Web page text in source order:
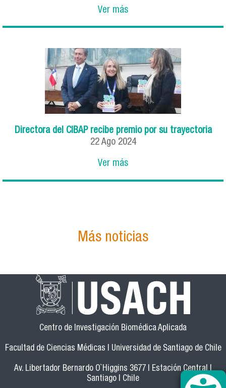
Ver más
Directora del CIBAP recibe premio por su trayectoria
22 Ago 2024
Ver más
Más noticias
Centro de Investigación Biomédica Aplicada
Facultad de Ciencias Médicas | Universidad de Santiago de Chile
Av. Libertador Bernardo O`Higgins 3677 | Estación Central |
Santiago | Chile